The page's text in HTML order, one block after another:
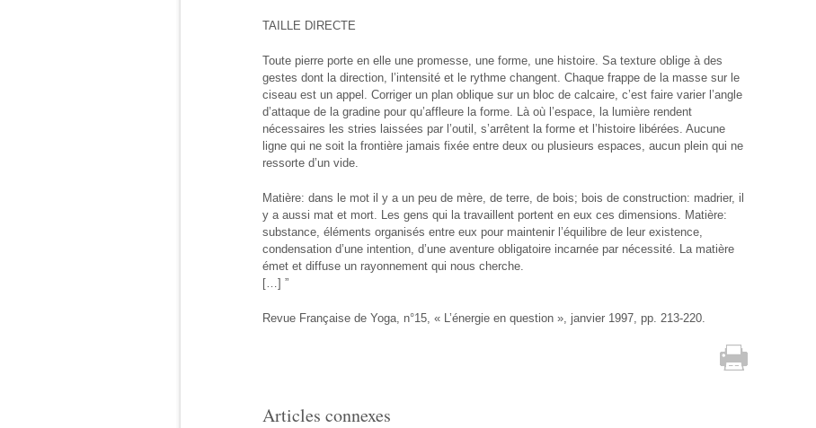
TAILLE DIRECTE
Toute pierre porte en elle une promesse, une forme, une histoire. Sa texture oblige à des
gestes dont la direction, l’intensité et le rythme changent. Chaque frappe de la masse sur le
ciseau est un appel. Corriger un plan oblique sur un bloc de calcaire, c’est faire varier l’angle
d’attaque de la gradine pour qu’affleure la forme. Là où l’espace, la lumière rendent
nécessaires les stries laissées par l’outil, s’arrêtent la forme et l’histoire libérées. Aucune
ligne qui ne soit la frontière jamais fixée entre deux ou plusieurs espaces, aucun plein qui ne
ressorte d’un vide.
Matière: dans le mot il y a un peu de mère, de terre, de bois; bois de construction: madrier, il
y a aussi mat et mort. Les gens qui la travaillent portent en eux ces dimensions. Matière:
substance, éléments organisés entre eux pour maintenir l’équilibre de leur existence,
condensation d’une intention, d’une aventure obligatoire incarnée par nécessité. La matière
émet et diffuse un rayonnement qui nous cherche.
[…] ”
Revue Française de Yoga, n°15, « L’énergie en question », janvier 1997, pp. 213-220.
Articles connexes